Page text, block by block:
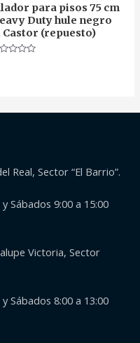
para pisos 75 cm
Duty hule negro
Castor (repuesto)
Real, Sector “El Barrio”.
Sábados 9:00 a 15:00
Victoria, Sector
Sábados 8:00 a 13:00